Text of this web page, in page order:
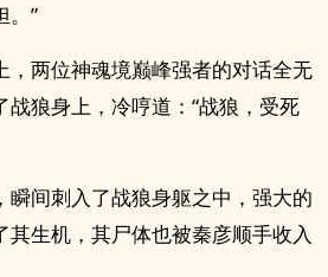
。”
，两位神魂境巅峰强者的对话全无
战狼身上，冷哼道：“战狼，受死
瞬间刺入了战狼身躯之中，强大的
其生机，其尸体也被秦彦顺手收入